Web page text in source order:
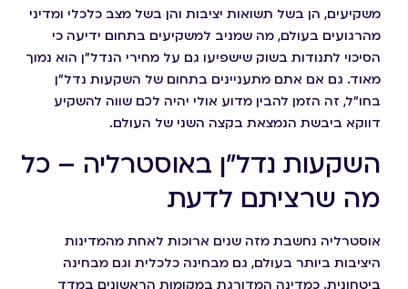
משקיעים, הן בשל תשואות יציבות והן בשל מצב כלכלי ומדיני
מהרגועים בעולם, מה שמניב למשקיעים בתחום ידיעה כי
הסיכוי לתנודות בשוק שישפיעו גם על מחירי הנדל"ן הוא נמוך
מאוד. גם אם אתם מתעניינים בתחום של השקעות נדל"ן
בחו"ל, זה הזמן להבין מדוע אולי יהיה לכם שווה להשקיע
דווקא ביבשת הנמצאת בקצה השני של העולם.
השקעות נדל"ן באוסטרליה – כל
מה שרציתם לדעת
אוסטרליה נחשבת מזה שנים ארוכות לאחת מהמדינות
היציבות ביותר בעולם, גם מבחינה כלכלית וגם מבחינה
ביטחונית. כמדינה המדורגת במקומות הראשונים במדד